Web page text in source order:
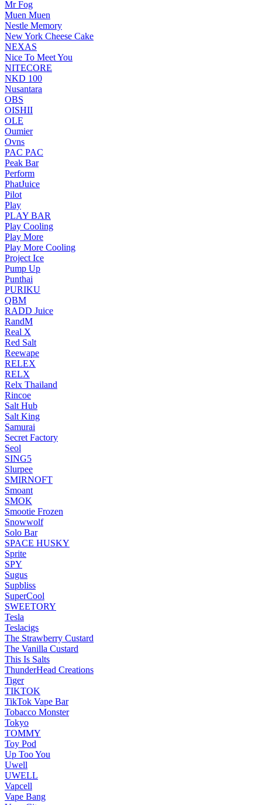
Mr Fog
Muen Muen
Nestle Memory
New York Cheese Cake
NEXAS
Nice To Meet You
NITECORE
NKD 100
Nusantara
OBS
OISHII
OLE
Oumier
Ovns
PAC PAC
Peak Bar
Perform
PhatJuice
Pilot
Play
PLAY BAR
Play Cooling
Play More
Play More Cooling
Project Ice
Pump Up
Punthai
PURIKU
QBM
RADD Juice
RandM
Real X
Red Salt
Reewape
RELEX
RELX
Relx Thailand
Rincoe
Salt Hub
Salt King
Samurai
Secret Factory
Seol
SING5
Slurpee
SMIRNOFT
Smoant
SMOK
Smootie Frozen
Snowwolf
Solo Bar
SPACE HUSKY
Sprite
SPY
Sugus
Supbliss
SuperCool
SWEETORY
Tesla
Teslacigs
The Strawberry Custard
The Vanilla Custard
This Is Salts
ThunderHead Creations
Tiger
TIKTOK
TikTok Vape Bar
Tobacco Monster
Tokyo
TOMMY
Toy Pod
Up Too You
Uwell
UWELL
Vapcell
Vape Bang